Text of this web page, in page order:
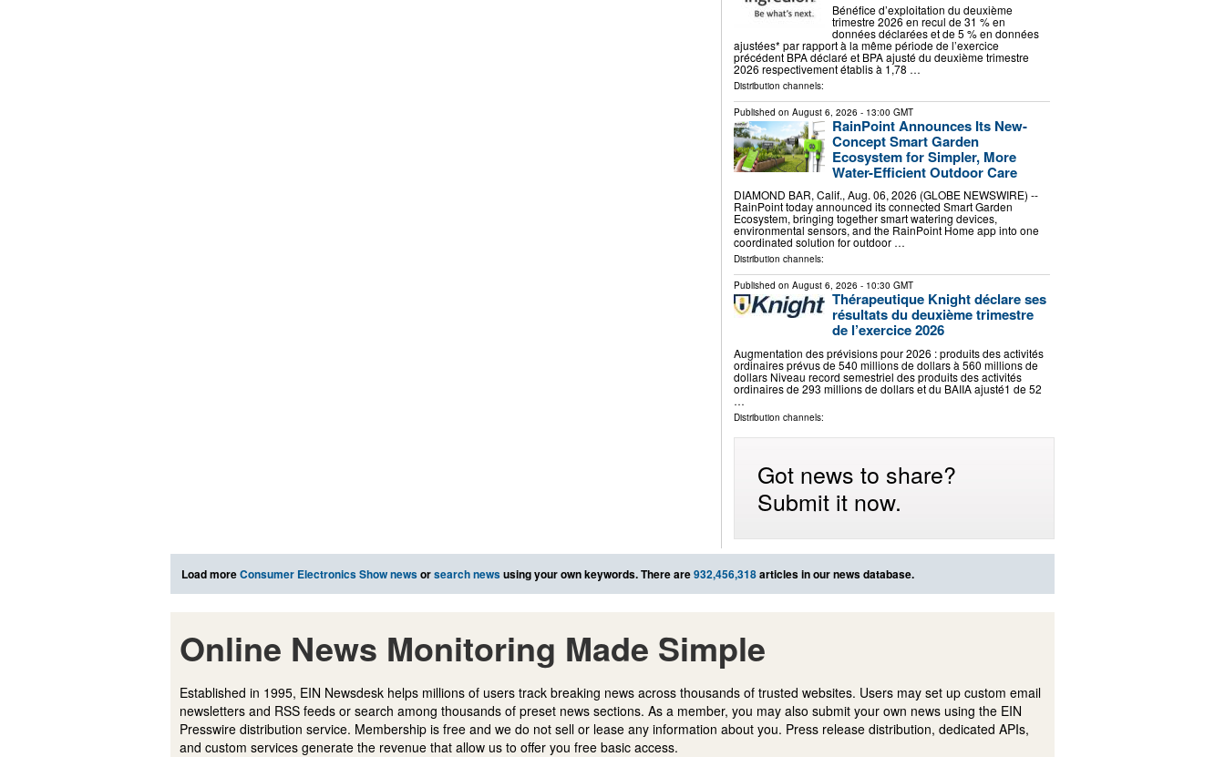
Bénéfice d’exploitation du deuxième
trimestre 2026 en recul de 31 % en
données déclarées et de 5 % en données
ajustées* par rapport à la même période de l’exercice
précédent BPA déclaré et BPA ajusté du deuxième trimestre
2026 respectivement établis à 1,78 …
Distribution channels:
Published on August 6, 2026 - 13:00 GMT
RainPoint Announces Its New-
Concept Smart Garden
Ecosystem for Simpler, More
Water-Efficient Outdoor Care
DIAMOND BAR, Calif., Aug. 06, 2026 (GLOBE NEWSWIRE) --
RainPoint today announced its connected Smart Garden
Ecosystem, bringing together smart watering devices,
environmental sensors, and the RainPoint Home app into one
coordinated solution for outdoor …
Distribution channels:
Published on August 6, 2026 - 10:30 GMT
Thérapeutique Knight déclare ses
résultats du deuxième trimestre
de l’exercice 2026
Augmentation des prévisions pour 2026 : produits des activités
ordinaires prévus de 540 millions de dollars à 560 millions de
dollars Niveau record semestriel des produits des activités
ordinaires de 293 millions de dollars et du BAIIA ajusté1 de 52
…
Distribution channels:
Got news to share?
Submit it now.
Load moreConsumer Electronics Show newsorsearch newsusing your own keywords. There are932,456,318articles in our news database.
Online News Monitoring Made Simple
Established in 1995, EIN Newsdesk helps millions of users track breaking news across thousands of trusted websites. Users may set up custom email
newsletters and RSS feeds or search among thousands of preset news sections. As a member, you may also submit your own news using the EIN
Presswire distribution service. Membership is free and we do not sell or lease any information about you. Press release distribution, dedicated APIs,
and custom services generate the revenue that allow us to offer you free basic access.